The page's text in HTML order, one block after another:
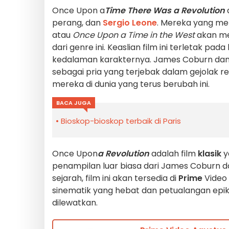
Once Upon aTime There Was a Revolution
perang, dan Sergio Leone. Mereka yang
atau Once Upon a Time in the Westakan
dari genre ini. Keaslian film ini terletak
kedalaman karakternya. James Coburn
sebagai pria yang terjebak dalam gejolak
mereka di dunia yang terus berubah ini.
BACA JUGA
Bioskop-bioskop terbaik di Paris
Once Upona Revolutionadalah film klasik
penampilan luar biasa dari James Coburn
sejarah, film ini akan tersedia di Prime
sinematik yang hebat dan petualangan
dilewatkan.